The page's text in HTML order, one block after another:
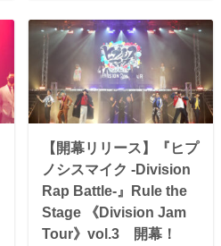
【開幕リリース】『ヒプ
ノシスマイク -Division
Rap Battle-』Rule the
Stage 《Division Jam
Tour》vol.3 開幕！